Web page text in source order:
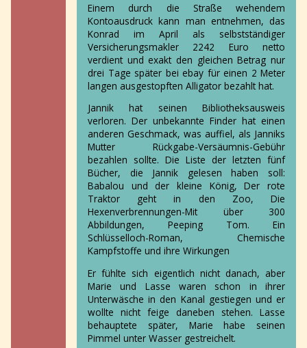
Einem durch die Straße wehendem
Kontoausdruck kann man entnehmen, das
Konrad im April als selbstständiger
Versicherungsmakler 2242 Euro netto
verdient und exakt den gleichen Betrag nur
drei Tage später bei ebay für einen 2 Meter
langen ausgestopften Alligator bezahlt hat.
Jannik hat seinen Bibliotheksausweis
verloren. Der unbekannte Finder hat einen
anderen Geschmack, was auffiel, als Janniks
Mutter Rückgabe-Versäumnis-Gebühr
bezahlen sollte. Die Liste der letzten fünf
Bücher, die Jannik gelesen haben soll:
Babalou und der kleine König, Der rote
Traktor geht in den Zoo, Die
Hexenverbrennungen-Mit über 300
Abbildungen, Peeping Tom. Ein
Schlüsselloch-Roman, Chemische
Kampfstoffe und ihre Wirkungen
Er fühlte sich eigentlich nicht danach, aber
Marie und Lasse waren schon in ihrer
Unterwäsche in den Kanal gestiegen und er
wollte nicht feige daneben stehen. Lasse
behauptete später, Marie habe seinen
Pimmel unter Wasser gestreichelt.